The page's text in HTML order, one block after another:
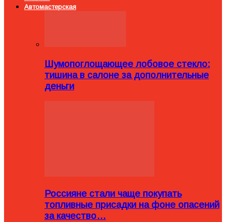
Автомастерская
Шумопоглощающее лобовое стекло:
тишина в салоне за дополнительные
деньги
Россияне стали чаще покупать
топливные присадки на фоне опасений
за качество…